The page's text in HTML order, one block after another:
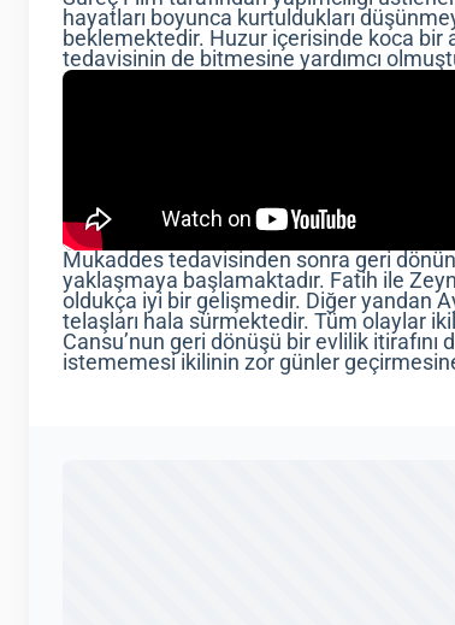
hayatları boyunca kurtuldukları
beklemektedir. Huzur içerisinde koca bir
tedavisinin de bitmesine yardımcı
Mukaddes tedavisinden sonra geri
yaklaşmaya başlamaktadır. Fatih ile
oldukça iyi bir gelişmedir. Diğer yandan
telaşları hala sürmektedir. Tüm olaylar
Cansu’nun geri dönüşü bir evlilik itirafını
istememesi ikilinin zor günler